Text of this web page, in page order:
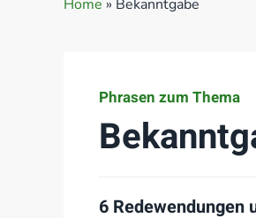
Home » Bekanntgabe
Phrasen zum Thema
6 Redewendungen